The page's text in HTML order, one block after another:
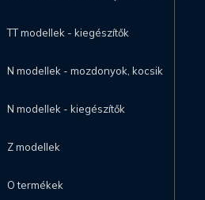
TT modellek - kiegészítők
N modellek - mozdonyok, kocsik
N modellek - kiegészítők
Z modellek
O termékek